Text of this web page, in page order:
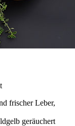
frischer Leber,
geräuchert